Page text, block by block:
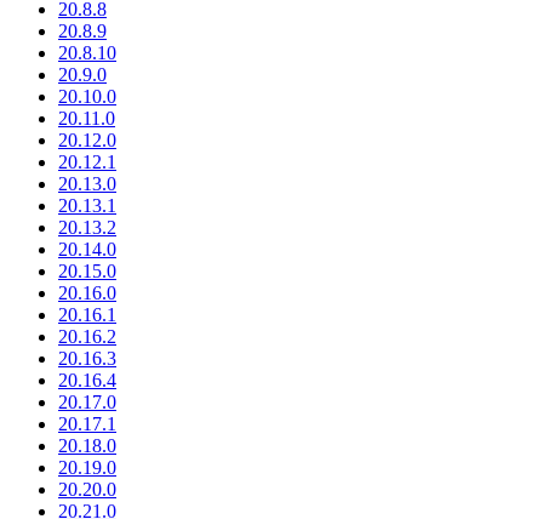
20.8.8
20.8.9
20.8.10
20.9.0
20.10.0
20.11.0
20.12.0
20.12.1
20.13.0
20.13.1
20.13.2
20.14.0
20.15.0
20.16.0
20.16.1
20.16.2
20.16.3
20.16.4
20.17.0
20.17.1
20.18.0
20.19.0
20.20.0
20.21.0